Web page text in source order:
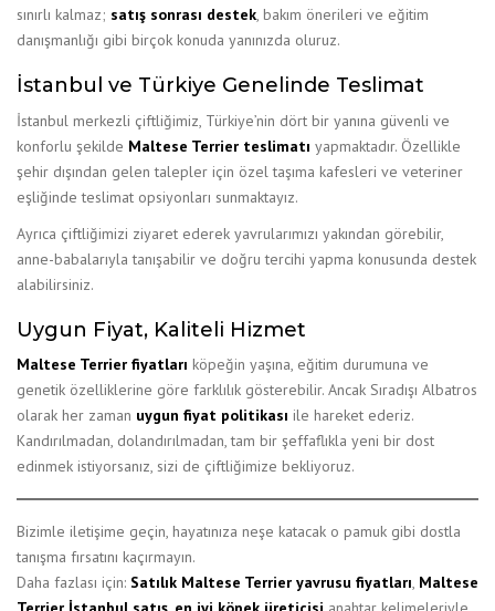
sınırlı kalmaz; satış sonrası destek, bakım önerileri ve eğitim
danışmanlığı gibi birçok konuda yanınızda oluruz.
İstanbul ve Türkiye Genelinde Teslimat
İstanbul merkezli çiftliğimiz, Türkiye’nin dört bir yanına güvenli ve
konforlu şekilde Maltese Terrier teslimatı yapmaktadır. Özellikle
şehir dışından gelen talepler için özel taşıma kafesleri ve veteriner
eşliğinde teslimat opsiyonları sunmaktayız.
Ayrıca çiftliğimizi ziyaret ederek yavrularımızı yakından görebilir,
anne-babalarıyla tanışabilir ve doğru tercihi yapma konusunda destek
alabilirsiniz.
Uygun Fiyat, Kaliteli Hizmet
Maltese Terrier fiyatları köpeğin yaşına, eğitim durumuna ve
genetik özelliklerine göre farklılık gösterebilir. Ancak Sıradışı Albatros
olarak her zaman uygun fiyat politikası ile hareket ederiz.
Kandırılmadan, dolandırılmadan, tam bir şeffaflıkla yeni bir dost
edinmek istiyorsanız, sizi de çiftliğimize bekliyoruz.
Bizimle iletişime geçin, hayatınıza neşe katacak o pamuk gibi dostla
tanışma fırsatını kaçırmayın.
Daha fazlası için: Satılık Maltese Terrier yavrusu fiyatları, Maltese